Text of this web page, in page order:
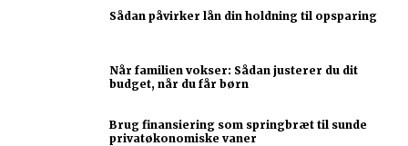
Sådan påvirker lån din holdning til opsparing
Når familien vokser: Sådan justerer du dit
budget, når du får børn
Brug finansiering som springbræt til sunde
privatøkonomiske vaner